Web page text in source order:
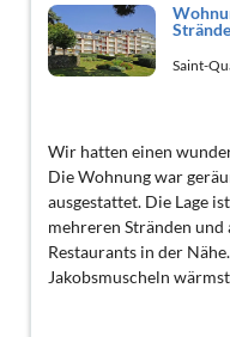
Saint-
Wir hatten einen
Die Wohnung war
ausgestattet. Die Lage
mehreren Stränden und
Restaurants in der
Jakobsmuscheln